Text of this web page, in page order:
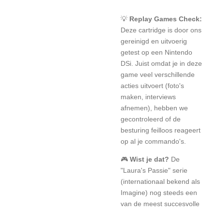
💡 Replay Games Check:
Deze cartridge is door ons
gereinigd en uitvoerig
getest op een Nintendo
DSi. Juist omdat je in deze
game veel verschillende
acties uitvoert (foto's
maken, interviews
afnemen), hebben we
gecontroleerd of de
besturing feilloos reageert
op al je commando's.
🎮 Wist je dat? De
"Laura's Passie" serie
(internationaal bekend als
Imagine) nog steeds een
van de meest succesvolle